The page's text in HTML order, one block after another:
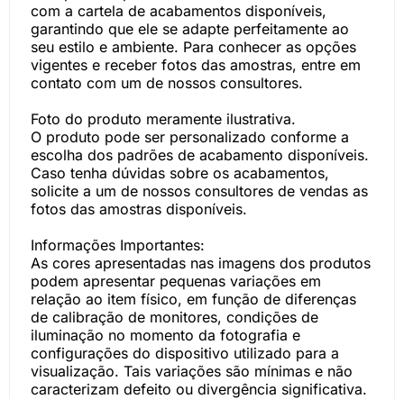
com a cartela de acabamentos disponíveis,
garantindo que ele se adapte perfeitamente ao
seu estilo e ambiente. Para conhecer as opções
vigentes e receber fotos das amostras, entre em
contato com um de nossos consultores.
Foto do produto meramente ilustrativa.
O produto pode ser personalizado conforme a
escolha dos padrões de acabamento disponíveis.
Caso tenha dúvidas sobre os acabamentos,
solicite a um de nossos consultores de vendas as
fotos das amostras disponíveis.
Informações Importantes:
As cores apresentadas nas imagens dos produtos
podem apresentar pequenas variações em
relação ao item físico, em função de diferenças
de calibração de monitores, condições de
iluminação no momento da fotografia e
configurações do dispositivo utilizado para a
visualização. Tais variações são mínimas e não
caracterizam defeito ou divergência significativa.